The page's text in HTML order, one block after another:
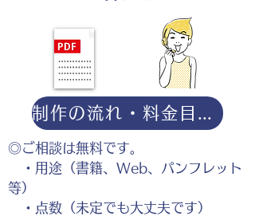
◎ご相談は無料です。
・用途（書籍、Web、パンフレット
等）
・点数（未定でも大丈夫です）